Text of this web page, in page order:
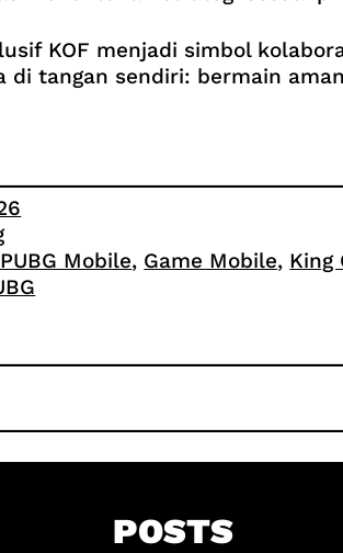
KOF menjadi simbol
di tangan sendiri: bermain
Mobile, Game Mobile, King
POSTS